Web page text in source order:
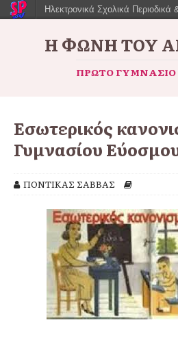
Η ΦΩΝΉ ΤΟΥ
ΠΡΏΤΟ
Εσωτερικός
Γυμνασίου
ΠΟΝΤΙΚΑΣ ΣΑΒΒΑΣ
Ηλεκτρονικά Σχολικά Περιοδικά